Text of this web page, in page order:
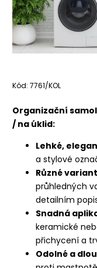
Kód: 7761/KOL
Organizační
/ na úklid:
Lehké,
a stylové
Různé
průhledných
detailním
Snadná
keramické
přichycení a
Odolné a